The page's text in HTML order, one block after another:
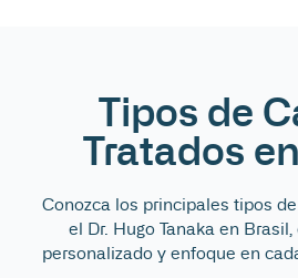
Tipos de
Tratados
Conozca los principales tipos
el Dr. Hugo Tanaka en
personalizado y enfoque en